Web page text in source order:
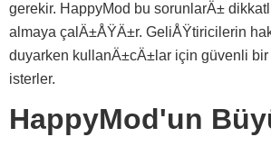
gerekir. HappyMod bu sorunlarÄ±
almaya çalÄ±ÅŸÄ±r. GeliÅŸtiricilerin
duyarken kullanÄ±cÄ±lar için güvenli
isterler.
HappyMod'un